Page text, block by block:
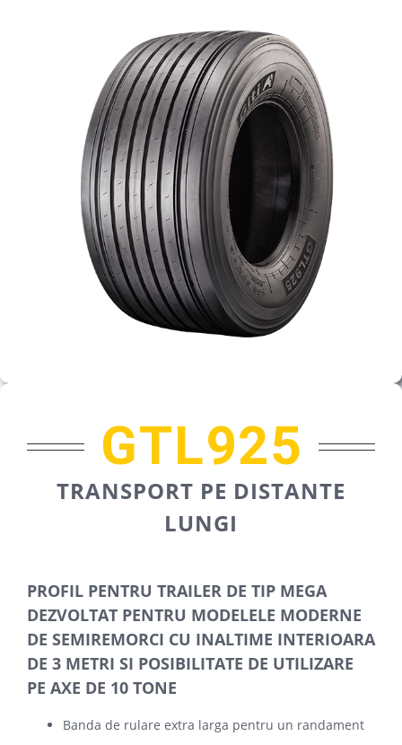
DE CE GITI
DESPRE NOI
CONTACT
CERERE DE GARANTIE
GTL925
TRANSPORT PE DISTANTE
LUNGI
PROFIL PENTRU TRAILER DE TIP MEGA
DEZVOLTAT PENTRU MODELELE MODERNE
DE SEMIREMORCI CU INALTIME INTERIOARA
DE 3 METRI SI POSIBILITATE DE UTILIZARE
PE AXE DE 10 TONE
Banda de rulare extra larga pentru un randament